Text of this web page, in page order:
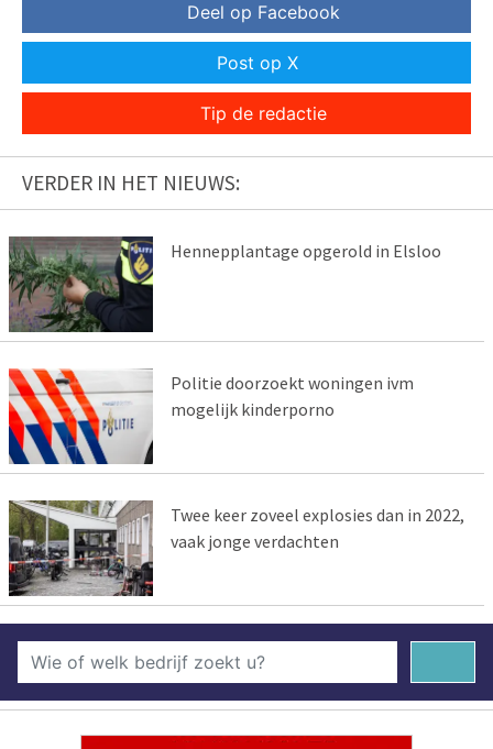
Deel op Facebook
Post op X
Tip de redactie
VERDER IN HET NIEUWS:
Hennepplantage opgerold in Elsloo
Politie doorzoekt woningen ivm
mogelijk kinderporno
Twee keer zoveel explosies dan in 2022,
vaak jonge verdachten